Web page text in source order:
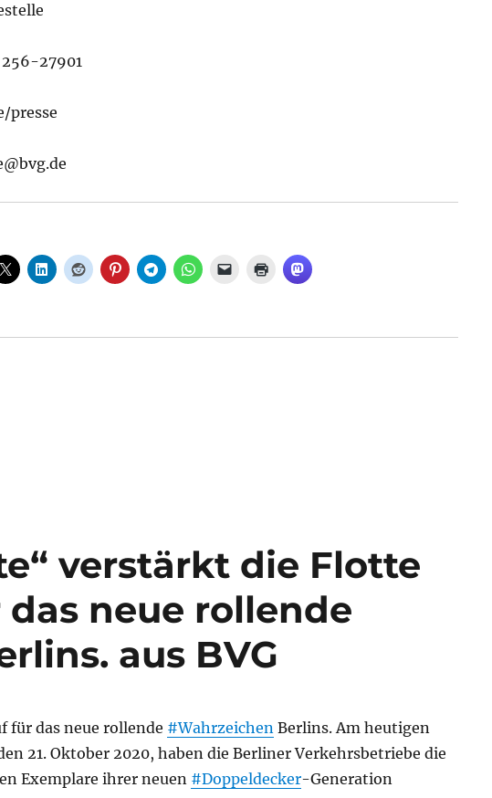
27901
presse
verstärkt die Flotte
neue rollende
aus BVG
für das neue rollende #WahrzeichenBerlins. Am heutigen
21. Oktober 2020, haben die Berliner Verkehrsbetriebe die
Exemplare ihrer neuen #Doppeldecker-Generation